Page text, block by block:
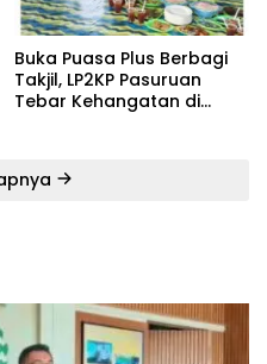
‎Buka Puasa Plus Berbagi
Takjil, LP2KP Pasuruan
Tebar Kehangatan di